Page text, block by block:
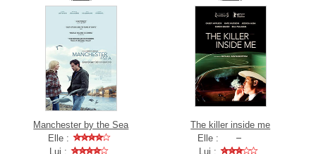
Manchester by the Sea
Elle :
Lui :
The killer inside me
Elle :
Lui :